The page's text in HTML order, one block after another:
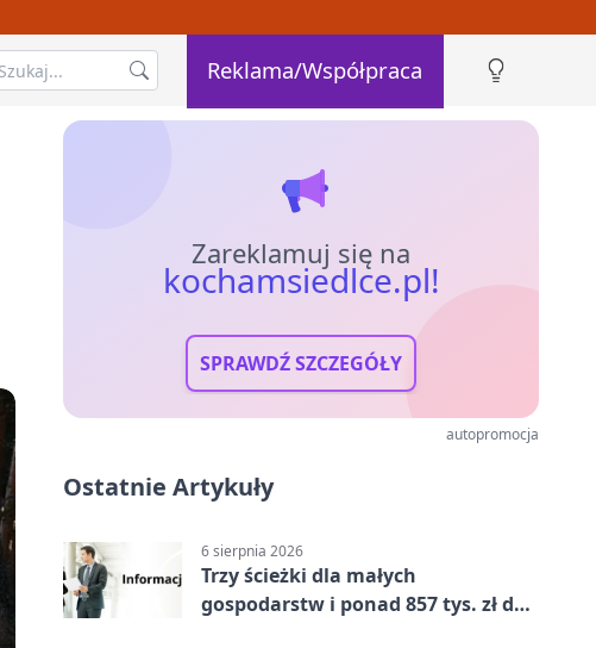
Reklama/Współpraca
Zareklamuj się na
kochamsiedlce.pl!
SPRAWDŹ SZCZEGÓŁY
autopromocja
Ostatnie Artykuły
6 sierpnia 2026
Trzy ścieżki dla małych
gospodarstw i ponad 857 tys. zł do